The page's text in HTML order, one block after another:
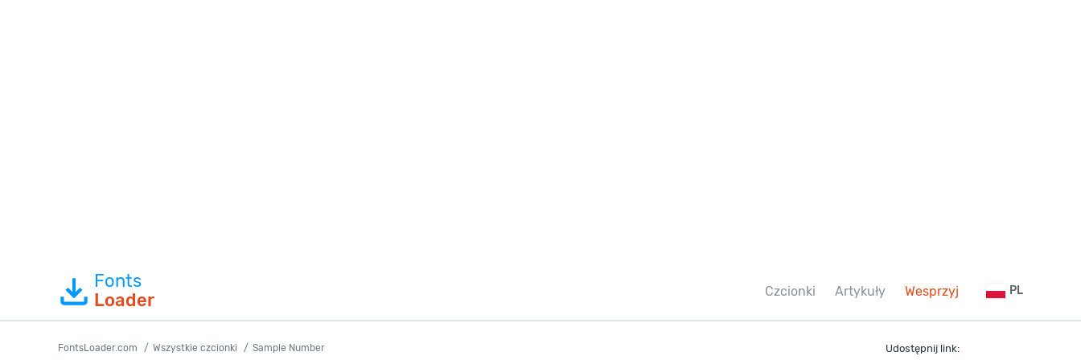
Fonts
Loader
Czcionki Artykuły Wesprzyj PL
FontsLoader.com Wszystkie czcionki Sample Number Udostępnij link: